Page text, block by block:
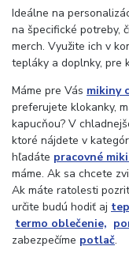
Ideálne na
na špecifické potreby,
merch. Využite ich v
tepláky a doplnky, pre
Máme pre Vás mikiny
preferujete klokanky,
kapucňou? V
ktoré nájdete v
hľadáte pracovné
máme. Ak sa chcete
Ak máte ratolesti
určite budú hodiť aj
termo oblečenie,
zabezpečíme potlač.